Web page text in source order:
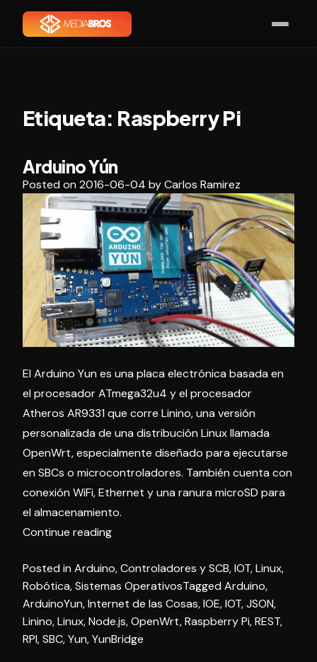
Etiqueta: Raspberry Pi
Arduino Yún
Posted on 2016-06-04 byCarlos Ramirez
El Arduino Yun es una placa electrónica basada en
el procesador ATmega32u4 y el procesador
Atheros AR9331 que corre Linino, una versión
personalizada de una distribución Linux llamada
OpenWrt, especialmente diseñado para ejecutarse
en SBCs o microcontroladores. También cuenta con
conexión WiFi, Ethernet y una ranura microSD para
el almacenamiento.
Continue reading«Arduino
Posted in Arduino,Controladores y SCB,IOT,Linux,
Robótica,Sistemas OperativosTagged Arduino,
ArduinoYun,Internet de las Cosas,IOE,IOT,JSON,
Linino,Linux,Node.js,OpenWrt,Raspberry Pi,REST,
RPI,SBC,Yun,YunBridge